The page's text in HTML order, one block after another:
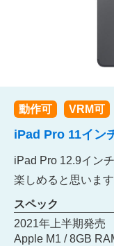
動作可 VRM可
iPad Pro 11イン
iPad Pro 12.9イン
楽しめると思います
スペック
2021年上半期発売
Apple M1 / 8GB